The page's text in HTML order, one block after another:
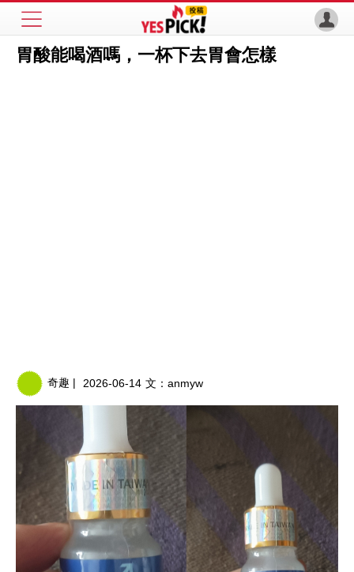
胃酸能喝酒嗎，一杯下去胃會怎樣
奇趣 | 2026-06-14 文： anmyw